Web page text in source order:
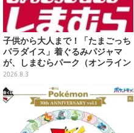
子供から大人まで！「たまごっち
パラダイス」着ぐるみパジャマ
が、しまむらパーク（オンライン
ストア）にて受注生産
2026.8.3